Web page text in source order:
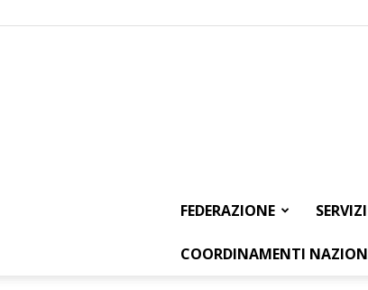
FEDERAZIONE SERVIZI
COORDINAMENTI